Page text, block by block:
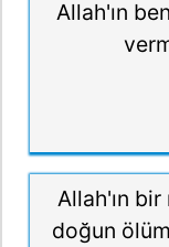
Allah'ın
Allah'ın bir
doğun